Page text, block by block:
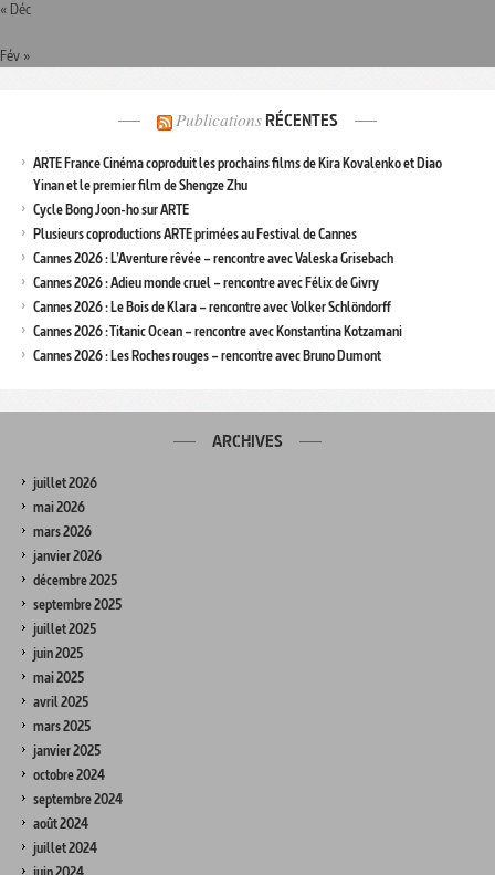
« Déc
Fév »
Publications RÉCENTES
ARTE France Cinéma coproduit les prochains films de Kira Kovalenko et Diao
Yinan et le premier film de Shengze Zhu
Cycle Bong Joon-ho sur ARTE
Plusieurs coproductions ARTE primées au Festival de Cannes
Cannes 2026 : L’Aventure rêvée – rencontre avec Valeska Grisebach
Cannes 2026 : Adieu monde cruel – rencontre avec Félix de Givry
Cannes 2026 : Le Bois de Klara – rencontre avec Volker Schlöndorff
Cannes 2026 : Titanic Ocean – rencontre avec Konstantina Kotzamani
Cannes 2026 : Les Roches rouges – rencontre avec Bruno Dumont
ARCHIVES
juillet 2026
mai 2026
mars 2026
janvier 2026
décembre 2025
septembre 2025
juillet 2025
juin 2025
mai 2025
avril 2025
mars 2025
janvier 2025
octobre 2024
septembre 2024
août 2024
juillet 2024